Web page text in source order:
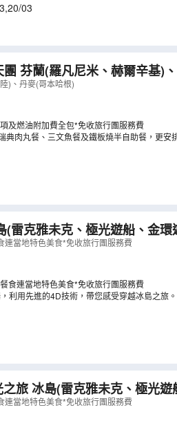
,20/03
德哥
月起出發適用》【全包價】
)、丹麥(哥本哈根)
及燃油附加費全包*免收旅行團服務費
肉丸餐、三文魚餐及鐵板燒半自助餐，更安
日(年廿九) 》（LCNWI10NB
當地特色美食*免收旅行團服務費
食連當地特色美食*免收旅行團服務費
利用先進的4D技術，帶您感受穿越冰島之旅。
環遊、
23,24日》《新春出發：2027
當地特色美食*免收旅行團服務費